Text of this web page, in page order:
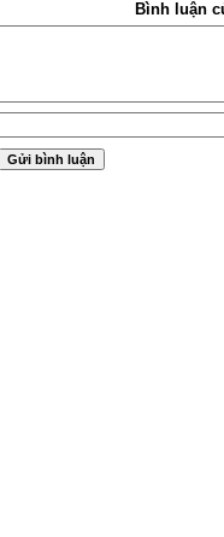
Bình luận